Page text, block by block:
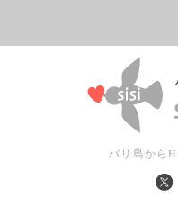
バリ島から